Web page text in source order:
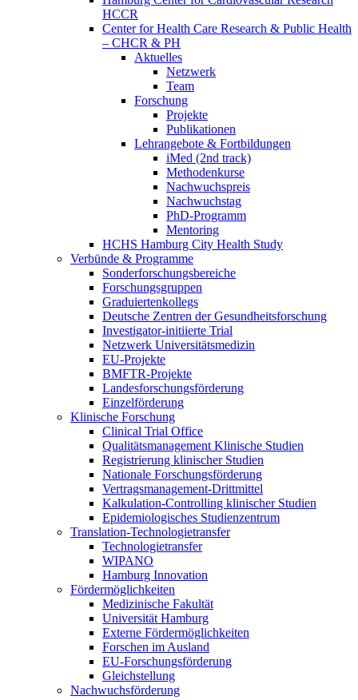
HCCR
Center for Health Care Research & Public Health
– CHCR & PH
Aktuelles
Netzwerk
Team
Forschung
Projekte
Publikationen
Lehrangebote & Fortbildungen
iMed (2nd track)
Methodenkurse
Nachwuchspreis
Nachwuchstag
PhD-Programm
Mentoring
HCHS Hamburg City Health Study
Verbünde & Programme
Sonderforschungsbereiche
Forschungsgruppen
Graduiertenkollegs
Deutsche Zentren der Gesundheitsforschung
Investigator-initiierte Trial
Netzwerk Universitätsmedizin
EU-Projekte
BMFTR-Projekte
Landesforschungsförderung
Einzelförderung
Klinische Forschung
Clinical Trial Office
Qualitätsmanagement Klinische Studien
Registrierung klinischer Studien
Nationale Forschungsförderung
Vertragsmanagement-Drittmittel
Kalkulation-Controlling klinischer Studien
Epidemiologisches Studienzentrum
Translation-Technologietransfer
Technologietransfer
WIPANO
Hamburg Innovation
Fördermöglichkeiten
Medizinische Fakultät
Universität Hamburg
Externe Fördermöglichkeiten
Forschen im Ausland
EU-Forschungsförderung
Gleichstellung
Nachwuchsförderung